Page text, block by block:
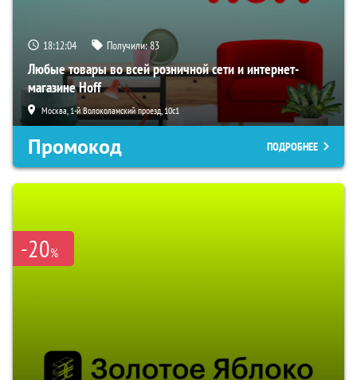
18:12:03 Получили:83
Любые товары во всей розничной сети и интернет-
магазине Hoff
Москва, 1-й Волоколамский проезд, 10с1
Промокод ПОДРОБНЕЕ
-20%